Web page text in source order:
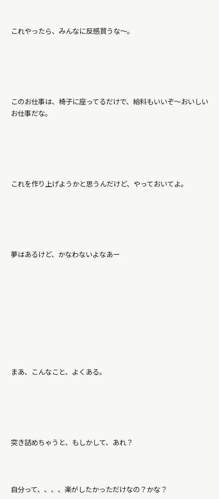
これやったら、みんなに反感買うな～。
このお仕事は、椅子に座ってるだけで、給料もいいぞ～おいしい
お仕事だな。
これを作り上げようかと思うんだけど、やっておいてよ。
夢はあるけど、かなわないよなあー
まあ、こんなこと、よくある。
突き詰めちゃうと、もしかして、あれ？
自分って、、、、楽がしたかっただけなの？かな？